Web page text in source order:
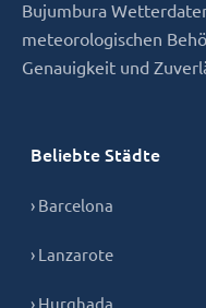
Bujumbura
meteorologischen
Genauigkeit und
Beliebte Städte
› Barcelona
› Lanzarote
› Hurghada